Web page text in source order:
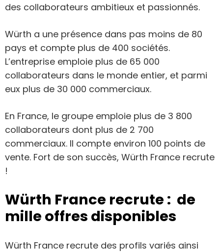
des collaborateurs ambitieux et passionnés.
Würth a une présence dans pas moins de 80
pays et compte plus de 400 sociétés.
L’entreprise emploie plus de 65 000
collaborateurs dans le monde entier, et parmi
eux plus de 30 000 commerciaux.
En France, le groupe emploie plus de 3 800
collaborateurs dont plus de 2 700
commerciaux. Il compte environ 100 points de
vente. Fort de son succès, Würth France recrute
!
Würth France recrute : de
mille offres disponibles
Würth France recrute des profils variés ainsi